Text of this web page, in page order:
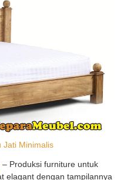
Jati Minimalis
– Produksi furniture untuk
elagant dengan tampilannya